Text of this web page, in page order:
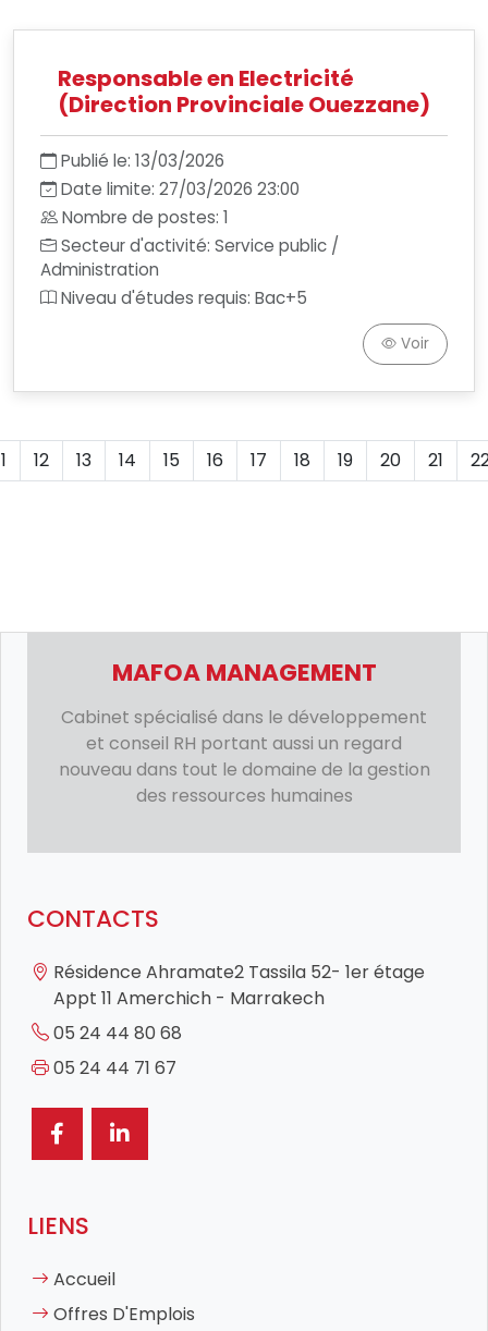
Responsable en Electricité
(Direction Provinciale Ouezzane)
Publié le: 13/03/2026
Date limite: 27/03/2026 23:00
Nombre de postes: 1
Secteur d'activité: Service public /
Administration
Niveau d'études requis: Bac+5
Voir
12 13 14 15 16 17 18 19 20 21
MAFOA MANAGEMENT
Cabinet spécialisé dans le développement
et conseil RH portant aussi un regard
nouveau dans tout le domaine de la gestion
des ressources humaines
CONTACTS
Résidence Ahramate2 Tassila 52- 1er étage
Appt 11 Amerchich - Marrakech
05 24 44 80 68
05 24 44 71 67
LIENS
Accueil
Offres D'Emplois